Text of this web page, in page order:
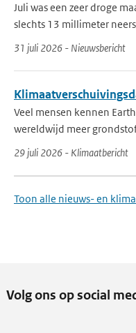
Juli was een zeer droge
slechts 13 millimeter
31 juli 2026 - Nieuwsbericht
Veel mensen kennen
wereldwijd meer
29 juli 2026 - Klimaatbericht
Toon alle nieuws- en
Volg ons op social